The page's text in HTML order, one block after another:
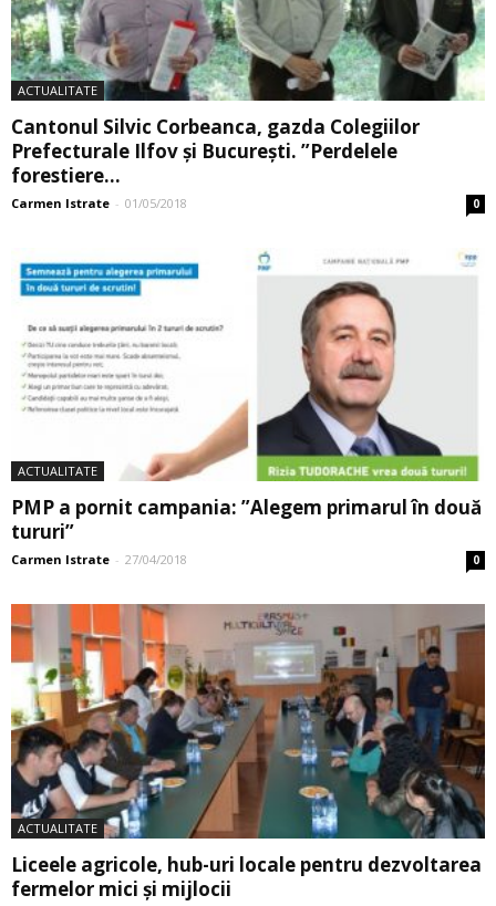
ACTUALITATE
Cantonul Silvic Corbeanca, gazda Colegiilor
Prefecturale Ilfov și București. ”Perdelele
forestiere...
Carmen Istrate - 01/05/2018 0
ACTUALITATE
PMP a pornit campania: ”Alegem primarul în două
tururi”
Carmen Istrate - 27/04/2018 0
ACTUALITATE
Liceele agricole, hub-uri locale pentru dezvoltarea
fermelor mici şi mijlocii